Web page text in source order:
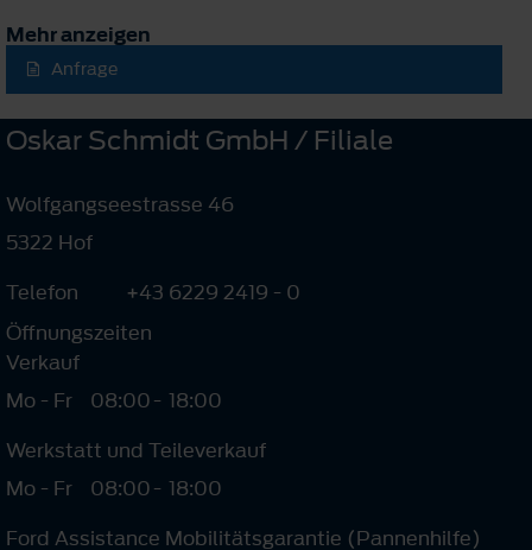
Mehr anzeigen
Anfrage
Oskar Schmidt GmbH / Filiale
Wolfgangseestrasse 46
5322 Hof
Telefon
+43 6229 2419 - 0
Öffnungszeiten
Verkauf
Mo - Fr
08:00- 18:00
Werkstatt und Teileverkauf
Mo - Fr
08:00- 18:00
Ford Assistance Mobilitätsgarantie (Pannenhilfe)